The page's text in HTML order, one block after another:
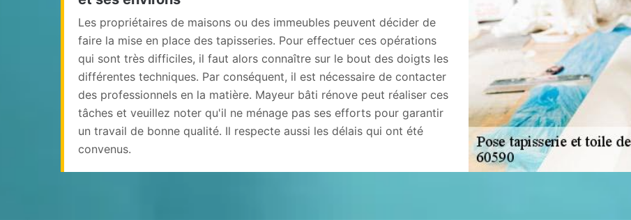
Les propriétaires de maisons ou des immeubles peuvent décider de
faire la mise en place des tapisseries. Pour effectuer ces opérations
qui sont très difficiles, il faut alors connaître sur le bout des doigts les
différentes techniques. Par conséquent, il est nécessaire de contacter
des professionnels en la matière. Mayeur bâti rénove peut réaliser ces
tâches et veuillez noter qu'il ne ménage pas ses efforts pour garantir
un travail de bonne qualité. Il respecte aussi les délais qui ont été
convenus.